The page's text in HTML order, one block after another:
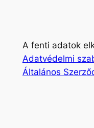
A fenti adatok
Adatvédelmi
Általános